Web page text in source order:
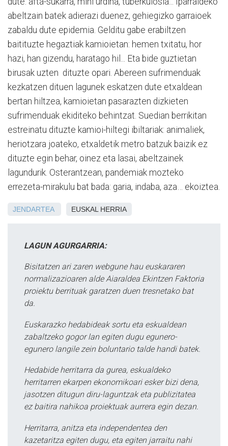
abeltzain batek adierazi duenez, gehiegizko garraioek
zabaldu dute epidemia. Gelditu gabe erabiltzen
baitituzte hegaztiak kamioietan: hemen txitatu, hor
hazi, han gizendu, haratago hil... Eta bide guztietan
birusak uzten dituzte opari. Abereen sufrimenduak
kezkatzen dituen lagunek eskatzen dute etxaldean
bertan hiltzea, kamioietan pasarazten dizkieten
sufrimenduak ekiditeko behintzat. Suedian berrikitan
estreinatu dituzte kamioi-hiltegi ibiltariak: animaliek,
heriotzara joateko, etxaldetik metro batzuk baizik ez
dituzte egin behar, oinez eta lasai, abeltzainek
lagundurik. Osterantzean, pandemiak mozteko
errezeta-mirakulu bat bada: garia, indaba, aza… ekoiztea.
JENDARTEA EUSKAL HERRIA
LAGUN AGURGARRIA:
Bisitatzen ari zaren webgune hau euskararen
normalizazioaren alde Aiaraldea Ekintzen Faktoria
proiektu berrituak garatzen duen tresnetako bat
da.
Euskarazko hedabideak sortu eta eskualdean
zabaltzeko gogor lan egiten dugu egunero-
egunero langile zein boluntario talde handi batek.
Hedabide herritarra da gurea, eskualdeko
herritarren ekarpen ekonomikoari esker bizi dena,
jasotzen ditugun diru-laguntzak eta publizitatea
ez baitira nahikoa proiektuak aurrera egin dezan.
Herritarra, anitza eta independentea den
kazetaritza egiten dugu, eta egiten jarraitu nahi